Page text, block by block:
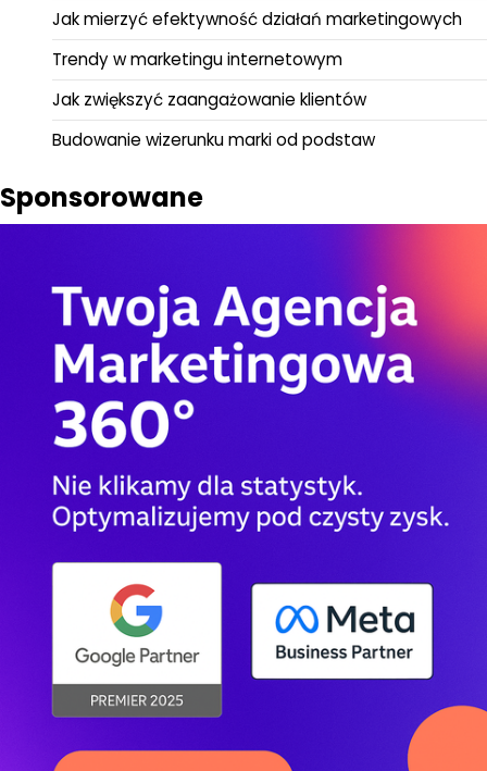
Jak mierzyć efektywność działań marketingowych
Trendy w marketingu internetowym
Jak zwiększyć zaangażowanie klientów
Budowanie wizerunku marki od podstaw
Sponsorowane